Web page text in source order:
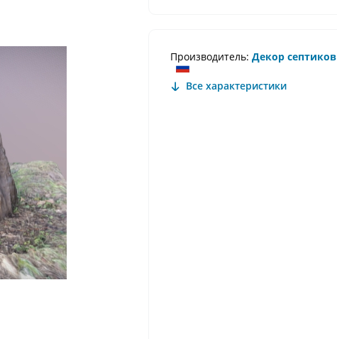
Производитель: Декор септиков
Все характеристики